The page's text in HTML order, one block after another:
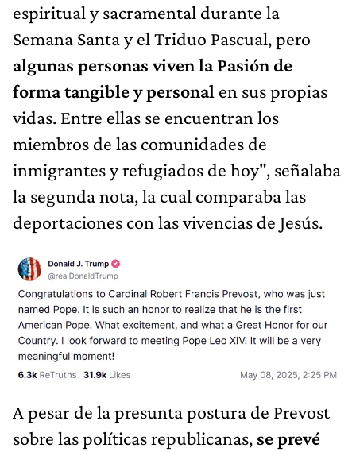
espiritual y sacramental durante la
Semana Santa y el Triduo Pascual, pero
algunas personas viven la Pasión de
forma tangible y personal en sus propias
vidas. Entre ellas se encuentran los
miembros de las comunidades de
inmigrantes y refugiados de hoy", señalaba
la segunda nota, la cual comparaba las
deportaciones con las vivencias de Jesús.
A pesar de la presunta postura de Prevost
sobre las políticas republicanas, se prevé